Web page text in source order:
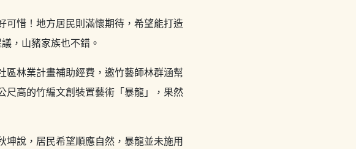
可惜！地方居民則滿懷期待，希望能打造
，山豬家族也不錯。
區林業計畫補助經費，邀竹藝師林群涵幫
尺高的竹編文創裝置藝術「暴龍」，果然
坤說，居民希望順應自然，暴龍並未施用